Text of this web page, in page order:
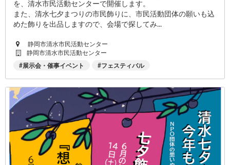
を、清水市民活動センターで開催します。
また、清水七夕まつりの市民飾りに、市民活動団体の願いも込
めた飾りを出品しますので、会場で探してみ...
静岡市清水市民活動センター
静岡市清水市民活動センター
展示会・催事イベント フェスティバル